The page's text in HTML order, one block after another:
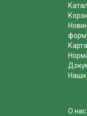
Наши
О нас